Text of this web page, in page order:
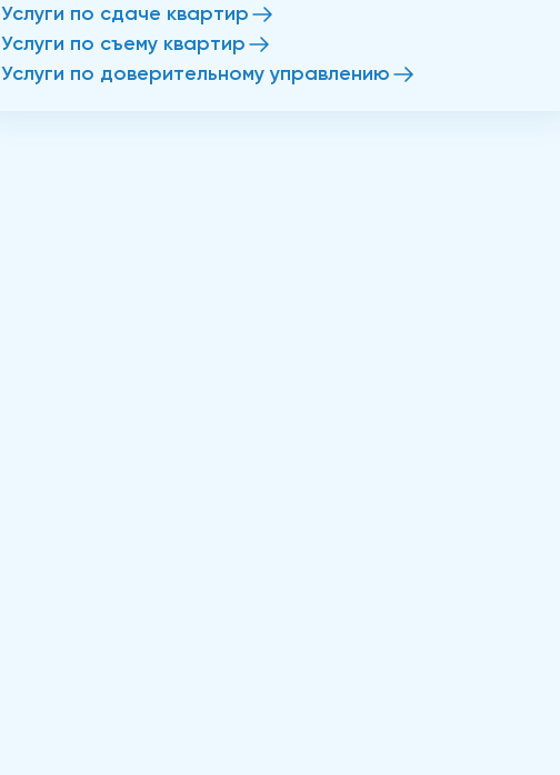
Услуги по сдаче квартир
Услуги по съему квартир
Услуги по доверительному управлению